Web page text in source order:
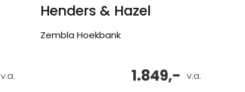
v.a.
Henders & Hazel
Zembla Hoekbank
v.a.
1.849,-